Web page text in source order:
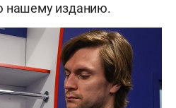
нашему изданию.